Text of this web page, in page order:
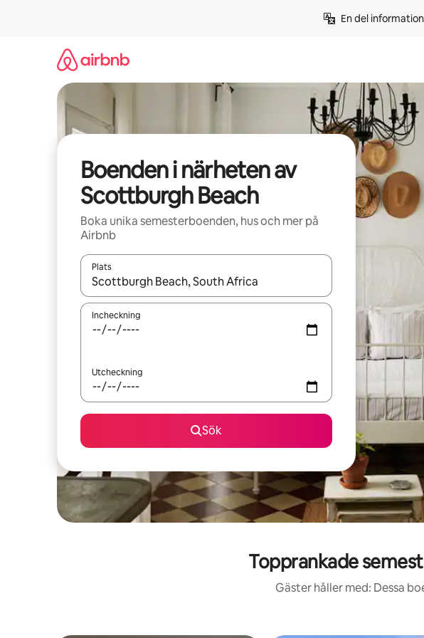
En del
Boenden i närheten av
Scottburgh Beach
Boka unika semesterboenden, hus och mer på
Airbnb
Plats
När resultaten är tillgängliga kan du navigera med upp- och
Incheckning
Utcheckning
Sök
Topprankade
Gäster håller med: Dessa